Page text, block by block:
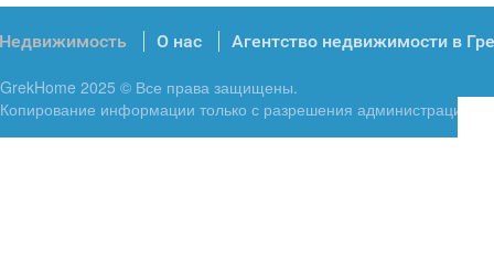
Недвижимость О нас Агентство недвижимости в
GrekHome 2025 © Все права защищены.
Копирование информации только с разрешения администрации.